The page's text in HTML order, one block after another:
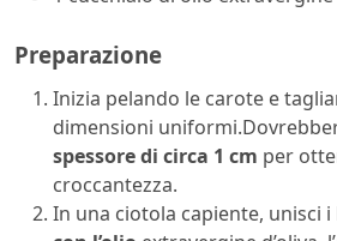
Preparazione
Inizia pelando le carote e
dimensioni
spessore di circa 1 cm per
croccantezza.
In una ciotola capiente, unisci